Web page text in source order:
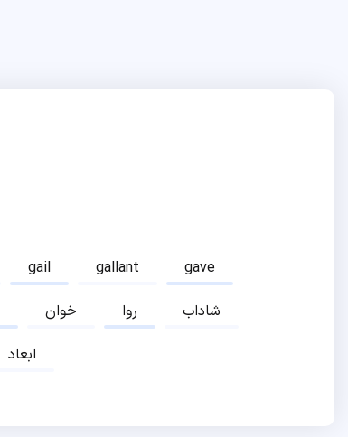
gail gallant
gave
خوان روا
شاداب
ابعاد